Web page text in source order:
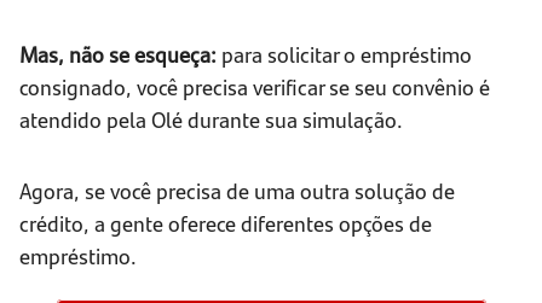
Mas, não se esqueça: para solicitar o empréstimo
consignado, você precisa verificar se seu convênio é
atendido pela Olé durante sua simulação.
Agora, se você precisa de uma outra solução de
crédito, a gente oferece diferentes opções de
empréstimo.